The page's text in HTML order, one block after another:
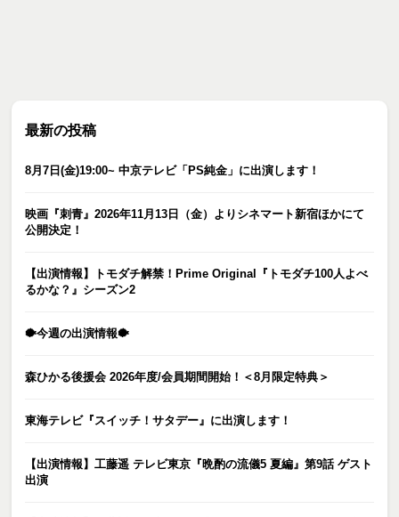
最新の投稿
8月7日(金)19:00~ 中京テレビ「PS純金」に出演します！
映画『刺青』2026年11月13日（金）よりシネマート新宿ほかにて
公開決定！
【出演情報】トモダチ解禁！Prime Original『トモダチ100人よべ
るかな？』シーズン2
🐡今週の出演情報🐡
森ひかる後援会 2026年度/会員期間開始！＜8月限定特典＞
東海テレビ『スイッチ！サタデー』に出演します！
【出演情報】工藤遥 テレビ東京『晩酌の流儀5 夏編』第9話 ゲスト
出演